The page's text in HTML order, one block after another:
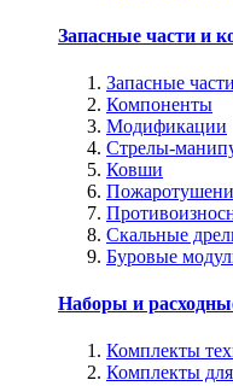
Запасные части и
Запасные части
Компоненты
Модификации
Стрелы-
Ковши
Скальные
Буровые
Наборы и
Комплекты
Комплекты